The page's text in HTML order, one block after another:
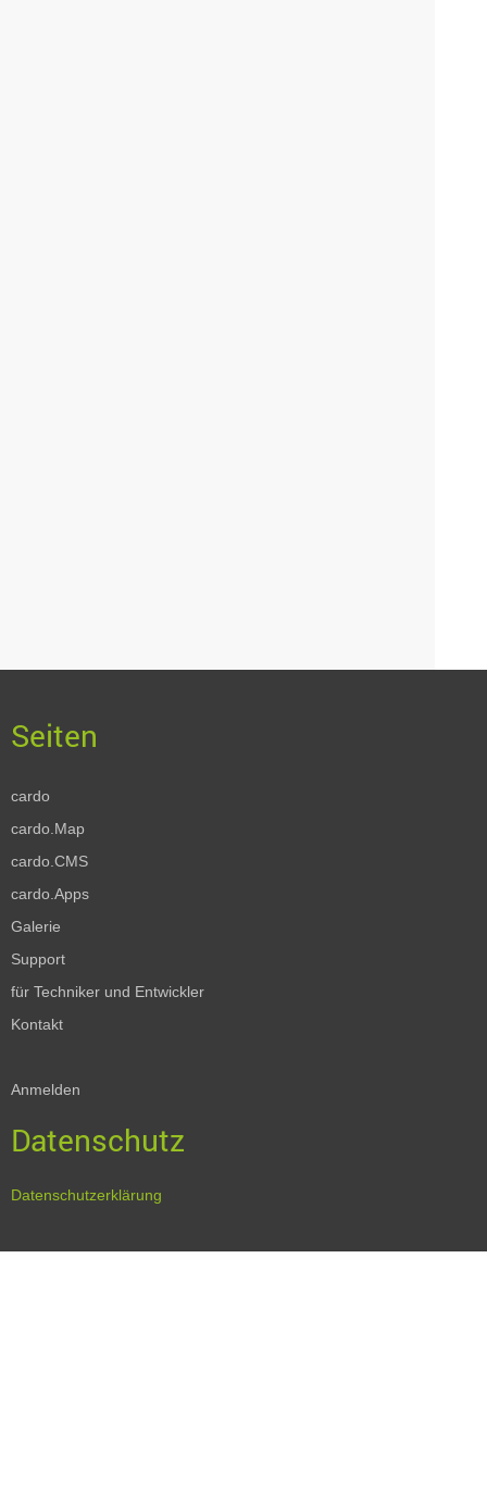
cardo
cardo.Map
cardo.CMS
cardo.Apps
Galerie
Support
für Techniker und Entwickler
Kontakt
Anmelden
Datenschutz
Datenschutzerklärung